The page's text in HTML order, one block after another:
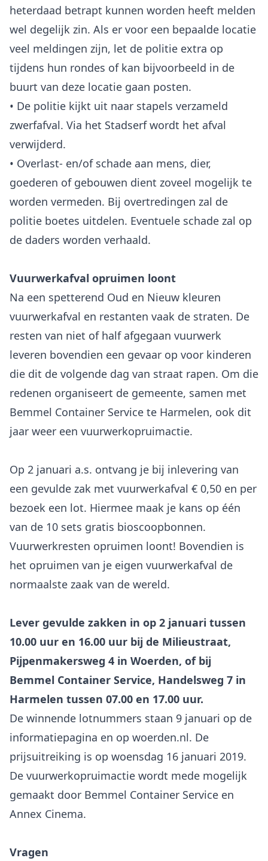
heterdaad betrapt kunnen worden heeft melden
wel degelijk zin. Als er voor een bepaalde locatie
veel meldingen zijn, let de politie extra op
tijdens hun rondes of kan bijvoorbeeld in de
buurt van deze locatie gaan posten.
• De politie kijkt uit naar stapels verzameld
zwerfafval. Via het Stadserf wordt het afval
verwijderd.
• Overlast- en/of schade aan mens, dier,
goederen of gebouwen dient zoveel mogelijk te
worden vermeden. Bij overtredingen zal de
politie boetes uitdelen. Eventuele schade zal op
de daders worden verhaald.
Vuurwerkafval opruimen loont
Na een spetterend Oud en Nieuw kleuren
vuurwerkafval en restanten vaak de straten. De
resten van niet of half afgegaan vuurwerk
leveren bovendien een gevaar op voor kinderen
die dit de volgende dag van straat rapen. Om die
redenen organiseert de gemeente, samen met
Bemmel Container Service te Harmelen, ook dit
jaar weer een vuurwerkopruimactie.
Op 2 januari a.s. ontvang je bij inlevering van
een gevulde zak met vuurwerkafval € 0,50 en per
bezoek een lot. Hiermee maak je kans op één
van de 10 sets gratis bioscoopbonnen.
Vuurwerkresten opruimen loont! Bovendien is
het opruimen van je eigen vuurwerkafval de
normaalste zaak van de wereld.
Lever gevulde zakken in op 2 januari tussen
10.00 uur en 16.00 uur bij de Milieustraat,
Pijpenmakersweg 4 in Woerden, of bij
Bemmel Container Service, Handelsweg 7 in
Harmelen tussen 07.00 en 17.00 uur.
De winnende lotnummers staan 9 januari op de
informatiepagina en op woerden.nl. De
prijsuitreiking is op woensdag 16 januari 2019.
De vuurwerkopruimactie wordt mede mogelijk
gemaakt door Bemmel Container Service en
Annex Cinema.
Vragen